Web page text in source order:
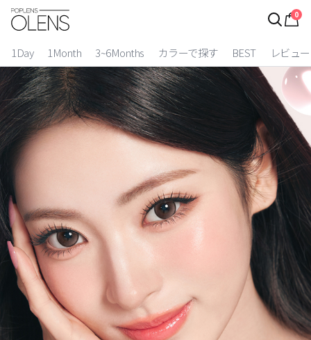
0
1Day 1Month 3~6Months カラーで探す BEST レビュー
ログイン
カラコン比較
今月限定特典
ベスト
カラコン
1 Day
2 Weeks
1 Month
よりどりキット
カラー
ブラウン
チョコ